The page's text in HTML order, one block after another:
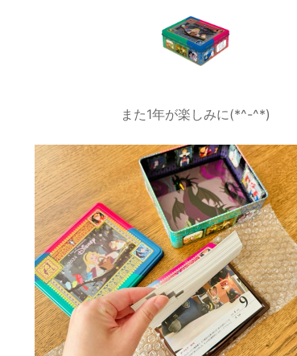
また1年が楽しみに(*^-^*)